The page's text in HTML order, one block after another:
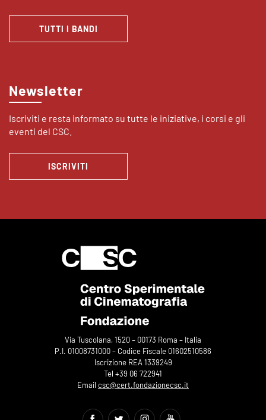
TUTTI I BANDI
Newsletter
Iscriviti e resta informato su tutte le iniziative, i corsi e gli
eventi del CSC.
ISCRIVITI
Via Tuscolana, 1520 – 00173 Roma – Italia
P.I. 01008731000 – Codice Fiscale 01602510586
Iscrizione REA 1339249
Tel +39 06 722941
Email csc@cert.fondazionecsc.it